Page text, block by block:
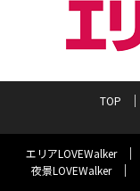
TOP
エリアLOVEWalker
夜景LOVEWalker